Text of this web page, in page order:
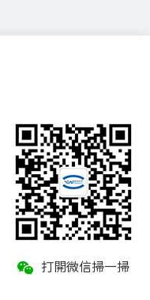
打開微信掃一掃